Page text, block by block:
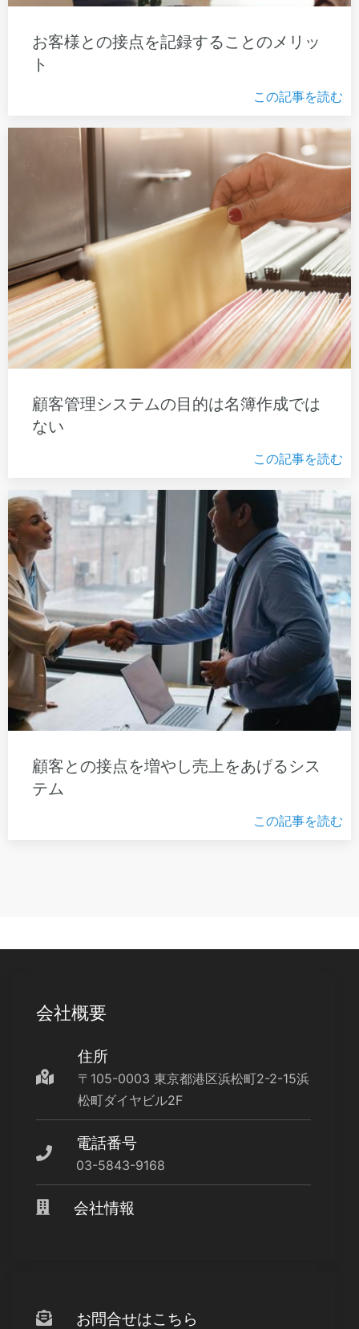
お客様との接点を記録することのメリッ
ト
この記事を読む
顧客管理システムの目的は名簿作成では
ない
この記事を読む
顧客との接点を増やし売上をあげるシス
テム
この記事を読む
会社概要
住所
〒105-0003 東京都港区浜松町2-2-15浜
松町ダイヤビル2F
電話番号
03-5843-9168
会社情報
お問合せはこちら